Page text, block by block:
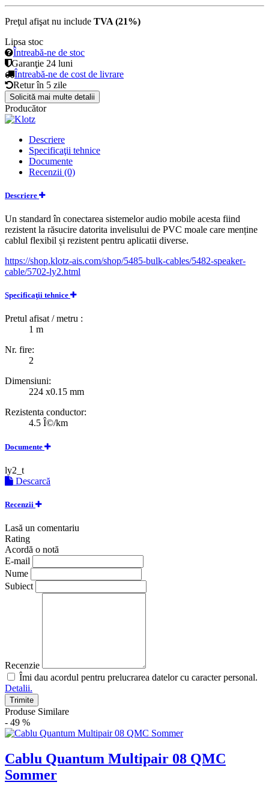
Preţul afişat nu include TVA (21%)
Lipsa stoc
Întreabă-ne de stoc
Garanţie 24 luni
Întreabă-ne de cost de livrare
Retur în 5 zile
Solicită mai multe detalii
Producător
Descriere
Specificaţii tehnice
Documente
Recenzii (0)
Descriere
Un standard în conectarea sistemelor audio mobile acesta fiind
rezistent la răsucire datorita invelisului de PVC moale care menține
cablul flexibil și rezistent pentru aplicatii diverse.
https://shop.klotz-ais.com/shop/5485-bulk-cables/5482-speaker-
cable/5702-ly2.html
Specificaţii tehnice
Pretul afisat / metru :
1 m
Nr. fire:
2
Dimensiuni:
224 x0.15 mm
Rezistenta conductor:
4.5 Î©/km
Documente
ly2_t
Descarcă
Recenzii
Lasă un comentariu
Rating
Acordă o notă
E-mail
Nume
Subiect
Recenzie
Îmi dau acordul pentru prelucrarea datelor cu caracter personal.
Detalii.
Trimite
Produse Similare
- 49 %
Cablu Quantum Multipair 08 QMC
Sommer